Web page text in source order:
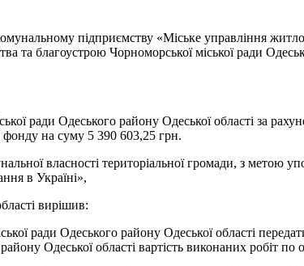
підприємству «Міське управління
та благоустрою Чорноморської міської ради
ради Одеського району Одеської області за
фонду на суму 5 390 603,25 грн.
власності територіальної громади, з метою
в Україні»,
вирішив:
ради Одеського району Одеської області
Одеської області вартість виконаних робіт по